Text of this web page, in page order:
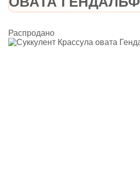
Распродано